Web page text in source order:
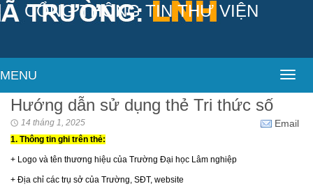
CỔNG THÔNG TIN THƯ VIỆN
MENU
Hướng dẫn sử dụng thẻ Tri thức số
14 tháng 1, 2025 Email
1. Thông tin ghi trên thẻ:
+ Logo và tên thương hiệu của Trường Đại học Lâm nghiệp
+ Địa chỉ các trụ sở của Trường, SĐT, website